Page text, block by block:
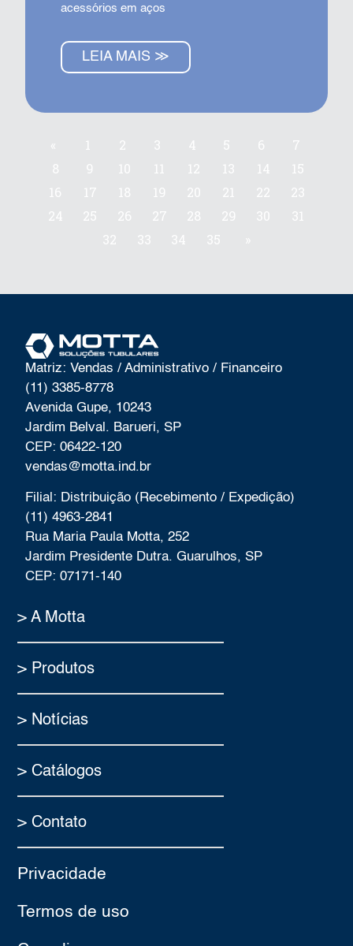
acessórios em aços
LEIA MAIS ≫
« 1 2 3 4 5 6
7
8
9 10 11 12 13 14
15
16
17 18 19 20 21 22
23
24
25 26 27 28 29 30
31
32
33 34 35 »
Matriz: Vendas / Administrativo / Financeiro
(11) 3385-8778
Avenida Gupe, 10243
Jardim Belval. Barueri, SP
CEP: 06422-120
vendas@motta.ind.br
Filial: Distribuição (Recebimento / Expedição)
(11) 4963-2841
Rua Maria Paula Motta, 252
Jardim Presidente Dutra. Guarulhos, SP
CEP: 07171-140
> A Motta
> Produtos
> Notícias
> Catálogos
> Contato
Privacidade
Termos de uso